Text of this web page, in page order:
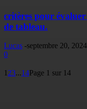
critères pour
de tableau.
Lucas -septembre 20, 2024
0
1 23...14Page 1 sur 14